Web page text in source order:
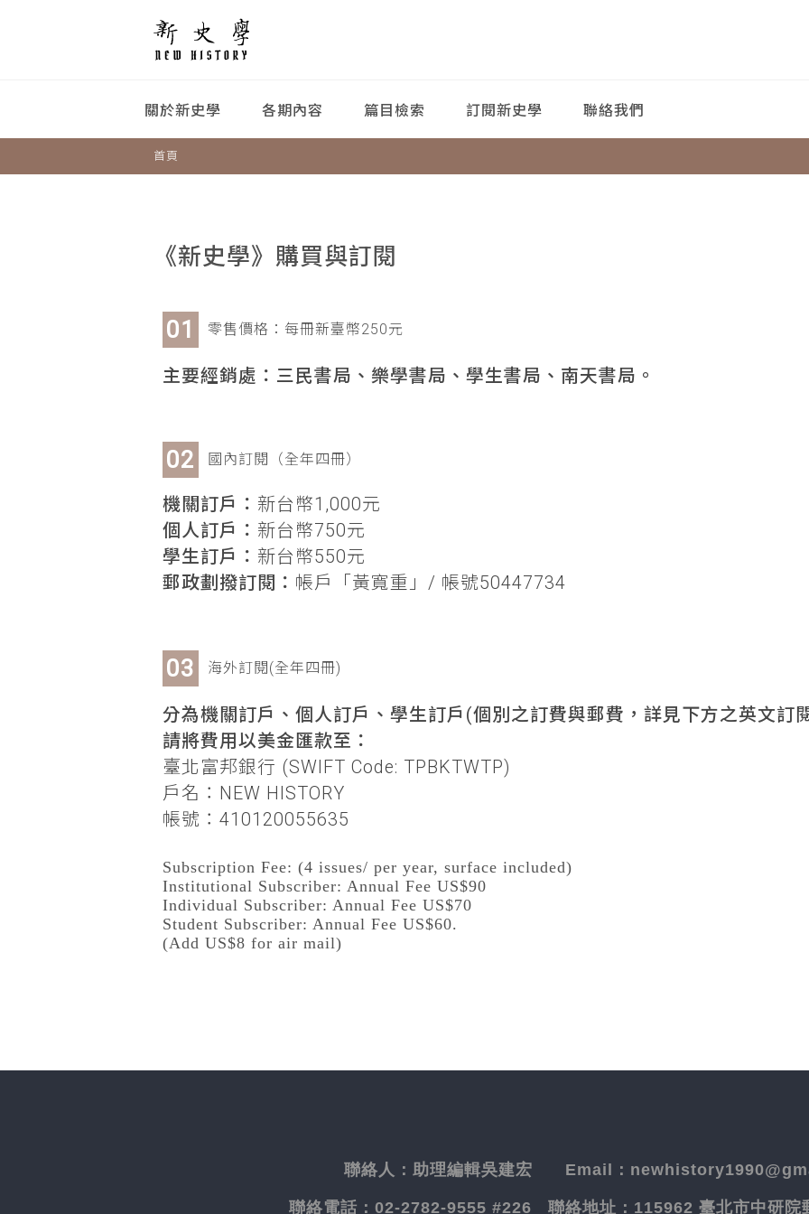
關於新史學 各期內容 篇目檢索 訂閱新史學 聯絡我們
首頁
《新史學》購買與訂閱
零售價格：每冊新臺幣250元
主要經銷處：三民書局、樂學書局、學生書局、南天書局。
國內訂閱（全年四冊）
機關訂戶： 新台幣1,000元
個人訂戶： 新台幣750元
學生訂戶： 新台幣550元
郵政劃撥訂閱： 帳戶「黃寬重」/ 帳號50447734
海外訂閱(全年四冊)
分為機關訂戶、個人訂戶、學生訂戶(個別之訂費與郵費，詳見下方之英文訂
請將費用以美金匯款至：
臺北富邦銀行 (SWIFT Code: TPBKTWTP)
戶名：NEW HISTORY
帳號：410120055635
Subscription Fee: (4 issues/ per year, surface included)
Institutional Subscriber: Annual Fee US$90
Individual Subscriber: Annual Fee US$70
Student Subscriber: Annual Fee US$60.
(Add US$8 for air mail)
聯絡人： 助理編輯吳建宏 Email：
聯絡電話： 02-2782-9555 #226 聯絡地址： 115962 臺北市中研院